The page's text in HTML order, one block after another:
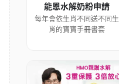
能恩水解奶粉申請
每年會依生肖不同送不同生
肖的寶寶手冊書套